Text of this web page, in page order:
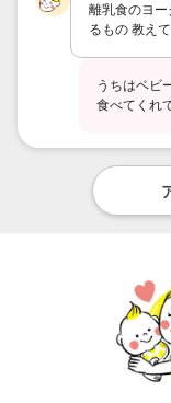
離乳食のヨ
るもの 教え
うちはベビ
食べてくれ